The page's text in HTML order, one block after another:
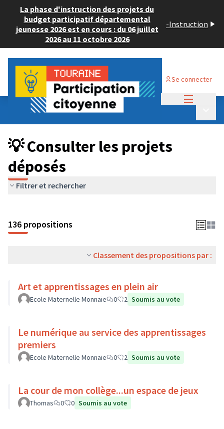
La phase d'instruction des projets du
budget participatif départemental
jeunesse 2026 est en cours : du 06 juillet
2026 au 11 octobre 2026
-Instruction
Se connecter
Budget Participatif JEUNESSE 2024
💡 Consulter les projets déposés
💡 Consulter les projets
déposés
Filtrer et rechercher
136 propositions
Classement des propositions par :
Art et apprentissages en plein air
Ecole Maternelle Monnaie 0 2 Soumis au vote
Le numérique au service des apprentissages
premiers
Ecole Maternelle Monnaie 0 2 Soumis au vote
La cour de mon collège...un espace de jeux
Thomas 0 0 Soumis au vote